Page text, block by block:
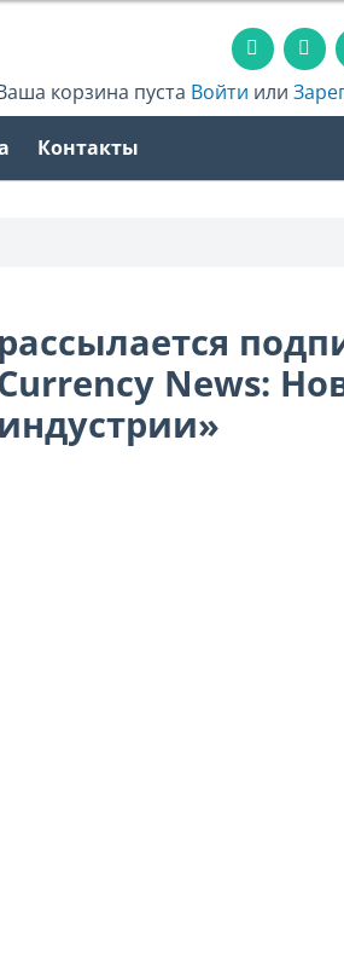
корзина пуста Войти или
Контакты
News: